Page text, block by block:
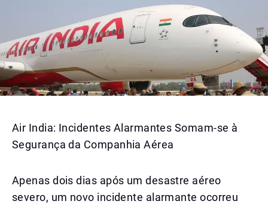
Air India: Incidentes Alarmantes Somam-se à
Segurança da Companhia Aérea
Apenas dois dias após um desastre aéreo
severo, um novo incidente alarmante ocorreu